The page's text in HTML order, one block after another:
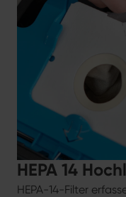
HEPA 14
HEPA-14-Filter